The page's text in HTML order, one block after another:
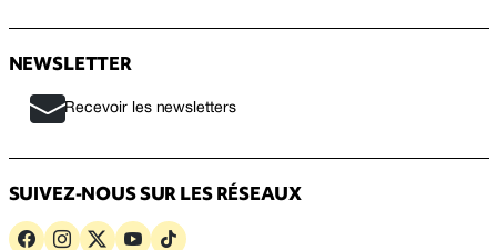
NEWSLETTER
Recevoir les newsletters
SUIVEZ-NOUS SUR LES RÉSEAUX